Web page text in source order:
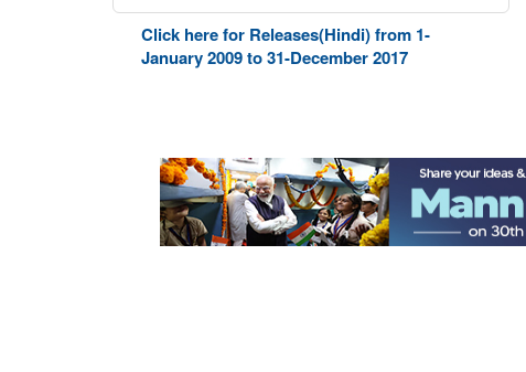
Click here for Releases(Hindi) from 1-
January 2009 to 31-December 2017